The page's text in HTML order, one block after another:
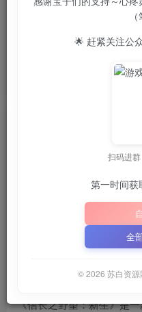
0:00/01:29
电脑游戏 即时战略
AMBITION: Shinsei
建议收藏本站，方便获取最新
XDGAME
《信长之野望：新生》是
🌟 赶紧关注公
扫码进
第一时间获
全
© 2026 苏白资源